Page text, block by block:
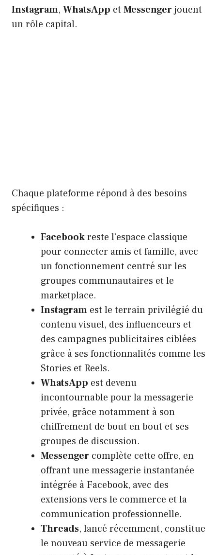
Instagram, WhatsApp et Messengerjouent
un rôle capital.
Chaque plateforme répond à des besoins
spécifiques :
Facebookreste l’espace classique
pour connecter amis et famille, avec
un fonctionnement centré sur les
groupes communautaires et le
marketplace.
Instagram est le terrain privilégié du
contenu visuel, des influenceurs et
des campagnes publicitaires ciblées
grâce à ses fonctionnalités comme les
Stories et Reels.
WhatsApp est devenu
incontournable pour la messagerie
privée, grâce notamment à son
chiffrement de bout en bout et ses
groupes de discussion.
Messenger complète cette offre, en
offrant une messagerie instantanée
intégrée à Facebook, avec des
extensions vers le commerce et la
communication professionnelle.
Threads, lancé récemment, constitue
le nouveau service de messagerie